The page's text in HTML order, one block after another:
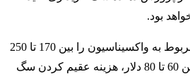
بود.
خانم زیتو هزینه‌های اولیه مربوط به واکسیناسیون را بین 170 تا 250
دلار، نصب میکروچیپ را بین 60 تا 80 دلار، هزینه عقیم کردن سگ